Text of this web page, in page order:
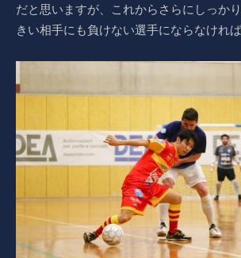
だと思いますが、これからさらにしっか
きい相手にも負けない選手にならなけれ